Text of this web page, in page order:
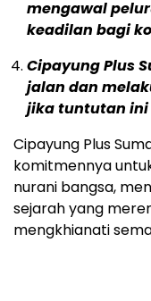
mengawal
keadilan bagi
Cipayung Plus
jalan dan
jika tuntutan ini
Cipayung Plus
komitmennya
nurani bangsa,
sejarah yang
mengkhianati